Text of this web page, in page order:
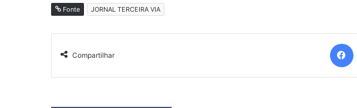
Fonte JORNAL TERCEIRA VIA
Compartilhar